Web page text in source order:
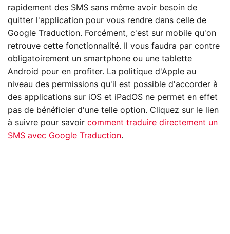
rapidement des SMS sans même avoir besoin de
quitter l'application pour vous rendre dans celle de
Google Traduction. Forcément, c'est sur mobile qu'on
retrouve cette fonctionnalité. Il vous faudra par contre
obligatoirement un smartphone ou une tablette
Android pour en profiter. La politique d'Apple au
niveau des permissions qu'il est possible d'accorder à
des applications sur iOS et iPadOS ne permet en effet
pas de bénéficier d'une telle option. Cliquez sur le lien
à suivre pour savoir comment traduire directement un
SMS avec Google Traduction.